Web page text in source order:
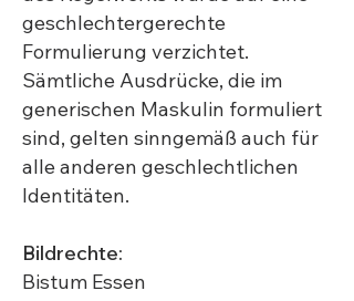
geschlechtergerechte
Formulierung verzichtet.
Sämtliche Ausdrücke, die im
generischen Maskulin formuliert
sind, gelten sinngemäß auch für
alle anderen geschlechtlichen
Identitäten.
Bildrechte:
Bistum Essen